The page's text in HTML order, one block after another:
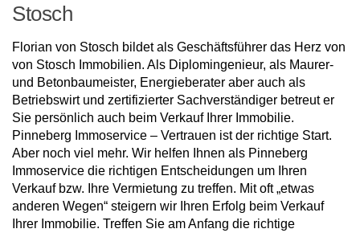
Stosch
Florian von Stosch bildet als Geschäftsführer das Herz von
von Stosch Immobilien. Als Diplomingenieur, als Maurer-
und Betonbaumeister, Energieberater aber auch als
Betriebswirt und zertifizierter Sachverständiger betreut er
Sie persönlich auch beim Verkauf Ihrer Immobilie.
Pinneberg Immoservice – Vertrauen ist der richtige Start.
Aber noch viel mehr. Wir helfen Ihnen als Pinneberg
Immoservice die richtigen Entscheidungen um Ihren
Verkauf bzw. Ihre Vermietung zu treffen. Mit oft „etwas
anderen Wegen“ steigern wir Ihren Erfolg beim Verkauf
Ihrer Immobilie. Treffen Sie am Anfang die richtige